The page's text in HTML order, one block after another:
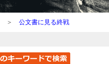
＞ 公文書に見る終戦